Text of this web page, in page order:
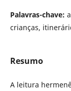
Palavras-chave:
crianças,
Resumo
A leitura